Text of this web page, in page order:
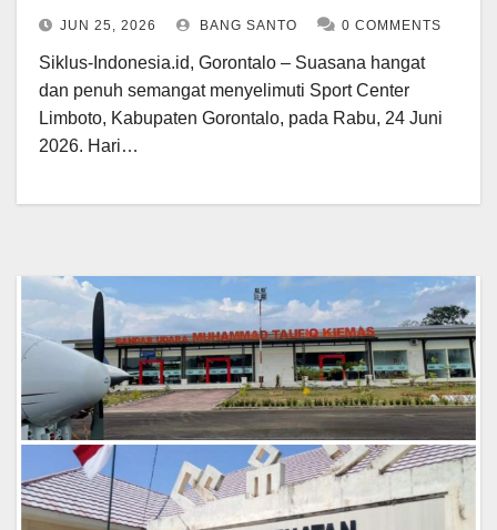
JUN 25, 2026 BANG SANTO 0 COMMENTS
Siklus-Indonesia.id, Gorontalo – Suasana hangat
dan penuh semangat menyelimuti Sport Center
Limboto, Kabupaten Gorontalo, pada Rabu, 24 Juni
2026. Hari…